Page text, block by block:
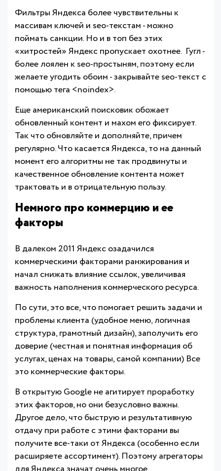
Фильтры Яндекса более чувствительны к
массивам ключей и seo-текстам - можно
поймать санкции. Но и в топ без этих
«хитростей» Яндекс пропускает охотнее. Гугл -
более лоялен к seo-простыням, поэтому если
желаете угодить обоим - закрывайте seo-текст с
помощью тега <noindex>.
Еще американский поисковик обожает
обновленный контент и махом его фиксирует.
Так что обновляйте и дополняйте, причем
регулярно. Что касается Яндекса, то на данный
момент его алгоритмы не так продвинуты и
качественное обновление контента может
трактовать и в отрицательную пользу.
Немного про коммерцию и ее
факторы
В далеком 2011 Яндекс озадачился
коммерческими факторами ранжирования и
начал снижать влияние ссылок, увеличивая
важность наполнения коммерческого ресурса.
По сути, это все, что помогает решить задачи и
проблемы клиента (удобное меню, логичная
структура, грамотный дизайн), заполучить его
доверие (честная и понятная информация об
услугах, ценах на товары, самой компании) Все
это коммерческие факторы.
В открытую Google не агитирует проработку
этих факторов, но они безусловно важны.
Другое дело, что быструю и результативную
отдачу при работе с этими факторами вы
получите все-таки от Яндекса (особенно если
расширяете ассортимент). Поэтому агрегаторы